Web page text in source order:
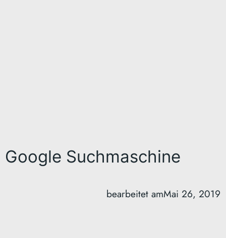
Google Suchmaschine
bearbeitet amMai 26, 2019